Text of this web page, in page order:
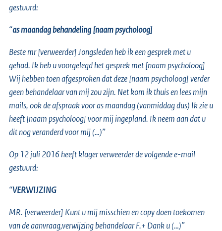
gestuurd:
“as maandag behandeling [naam psycholoog]
Beste mr [verweerder] Jongsleden heb ik een gesprek met u
gehad. Ik heb u voorgelegd het gesprek met [naam psycholoog]
Wij hebben toen afgesproken dat deze [naam psycholoog] verder
geen behandelaar van mij zou zijn. Net kom ik thuis en lees mijn
mails, ook de afspraak voor as maandag (vanmiddag dus) Ik zie u
heeft [naam psycholoog] voor mij ingepland. Ik neem aan dat u
dit nog veranderd voor mij (…)”
Op 12 juli 2016 heeft klager verweerder de volgende e-mail
gestuurd:
“VERWIJZING
MR. [verweerder] Kunt u mij misschien en copy doen toekomen
van de aanvraag,verwijzing behandelaar F.+ Dank u (…)”